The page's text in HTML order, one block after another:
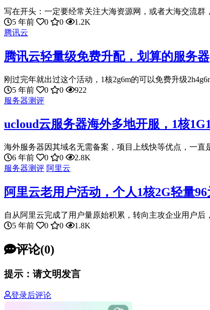
写在开头：一定要经常关注大海资源网，或者大海交流群
5 年前
0 0
1.2K
腾讯云
腾讯云轻量级免费升配，划算的服务器
刚过完年就出过这个活动，1核2g6m的可以免费升级
5 年前
0 0
922
服务器测评
ucloud云服务器海外多地开服，1核
海外服务器因其域名无需备案，项目上线快等优点，一直
6 年前
0 0
2.8K
服务器测评 阿里云
阿里云老用户活动，个人1核2G轻量
自从阿里云完成了用户量原始积累，转向主攻企业用户后
5 年前
0 0 1.8K
评论(0)
提示：请文明发言
登录后评论